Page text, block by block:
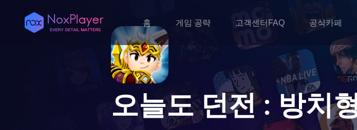
홈 게임 공략 고객센터FAQ 공식카페
오늘도 던전 : 방치